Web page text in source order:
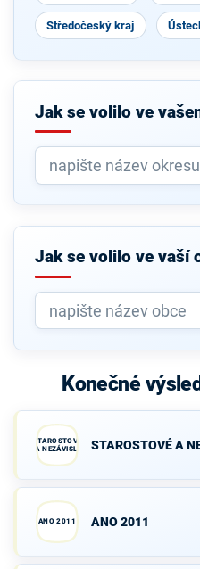
Středočeský kraj
Jak se volilo ve
Jak se volilo ve vaší
Konečné
STAROSTOVÉ
A NEZÁVISLÍ
STAROSTOVÉ A
ANO 2011 ANO 2011